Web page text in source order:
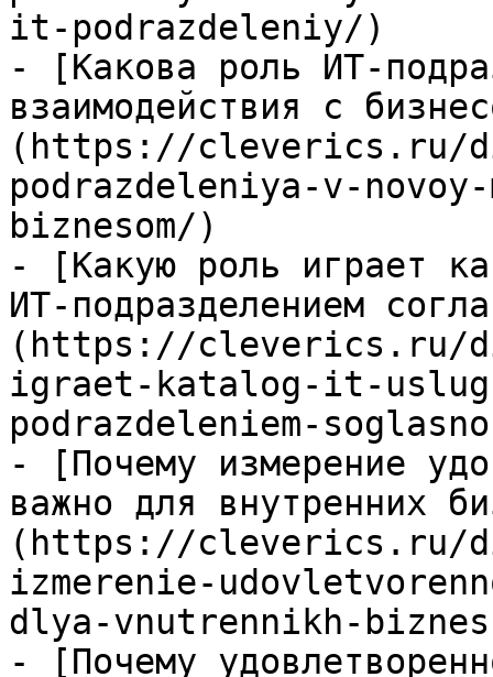
it-podrazdeleniy/)
- [Какова роль ИТ-
взаимодействия с
(https://cleverics.ru/
podrazdeleniya-v-
biznesom/)
- [Какую роль играет
ИТ-подразделением
(https://cleverics.ru/
igraet-katalog-it-
podrazdeleniem-
- [Почему измерение
важно для внутренних
(https://cleverics.ru/
izmerenie-
dlya-vnutrennikh-
- [Почему